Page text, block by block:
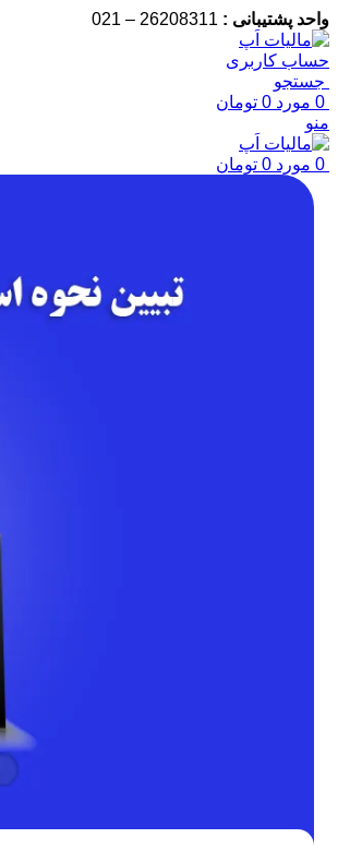
واحد پشتیبانی :
حساب کاربری
جستجو
0 مورد 0 تومان
منو
0 مورد 0 تومان